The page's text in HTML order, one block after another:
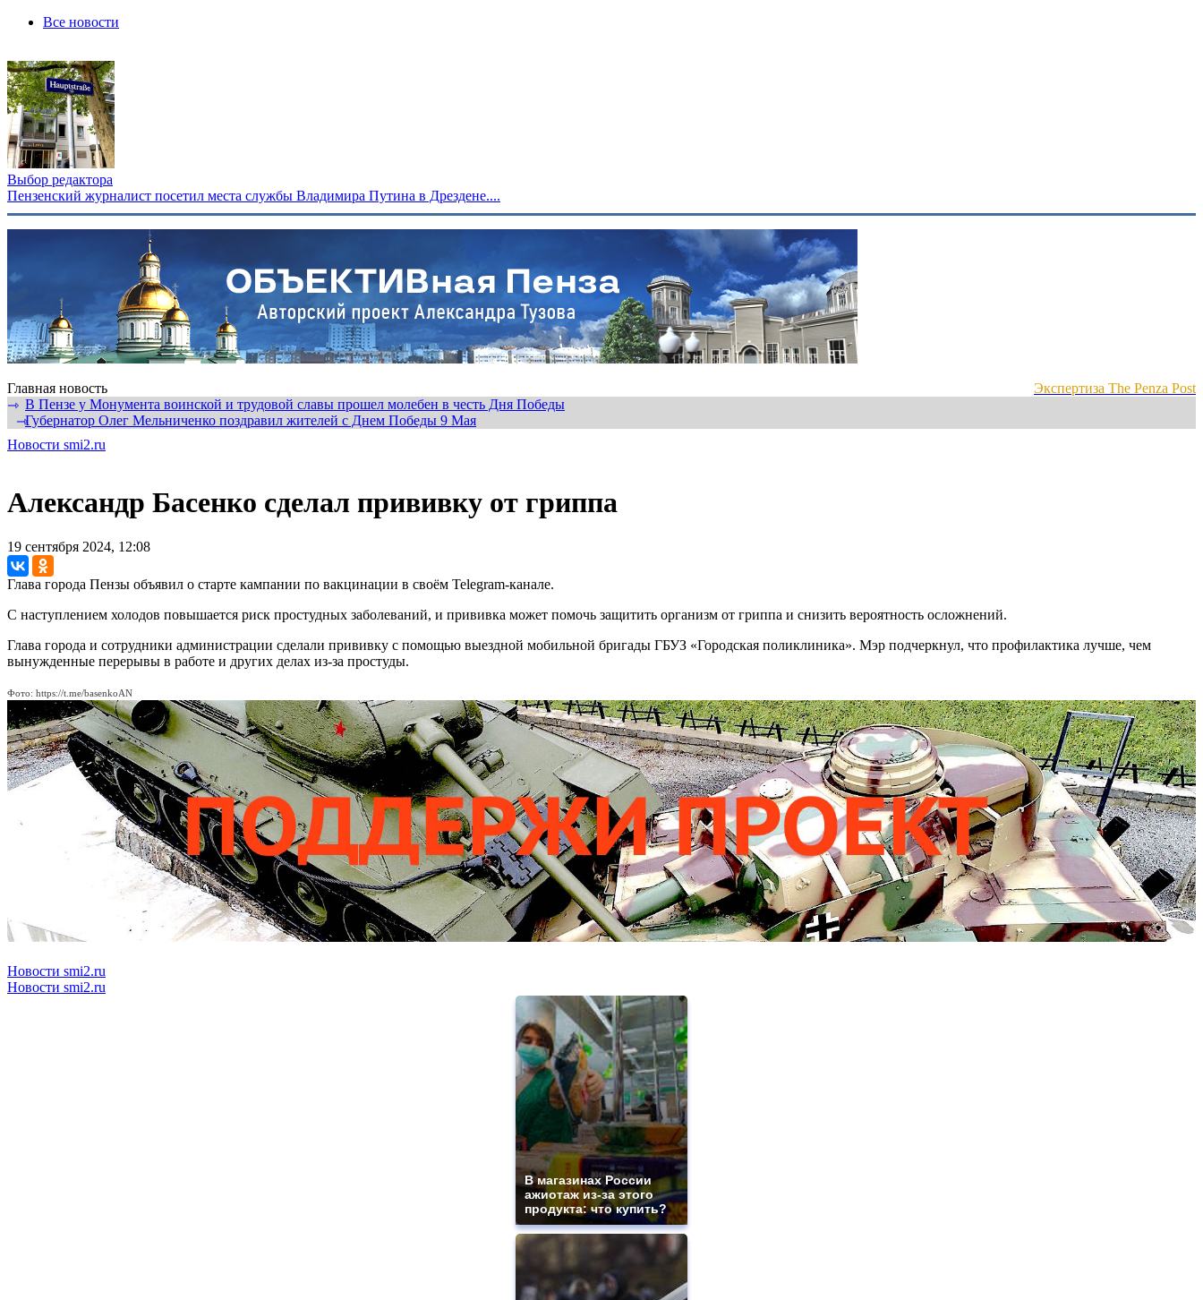
Все новости
Выбор редактора
Пензенский журналист посетил места службы Владимира Путина в Дрездене....
Главная новость
Экспертиза The Penza Post
⇾ В Пензе у Монумента воинской и трудовой славы прошел молебен в честь Дня Победы
⇾Губернатор Олег Мельниченко поздравил жителей с Днем Победы 9 Мая
Новости smi2.ru
Александр Басенко сделал прививку от гриппа
19 сентября 2024, 12:08
Глава города Пензы объявил о старте кампании по вакцинации в своём Telegram-канале.
С наступлением холодов повышается риск простудных заболеваний, и прививка может помочь защитить организм от гриппа и снизить вероятность осложнений.
Глава города и сотрудники администрации сделали прививку с помощью выездной мобильной бригады ГБУЗ «Городская поликлиника». Мэр подчеркнул, что профилактика лучше, чем
вынужденные перерывы в работе и других делах из-за простуды.
Фото: https://t.me/basenkoAN
Новости smi2.ru
Новости smi2.ru
В магазинах России
ажиотаж из-за этого
продукта: что купить?